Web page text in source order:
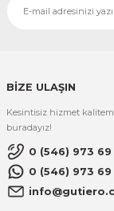
BİZE ULAŞIN
Kesintisiz hizmet
buradayız!
0 (546) 973 69
0 (546) 973 69